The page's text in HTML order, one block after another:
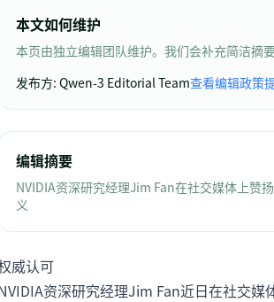
本文如何维护
本页由独立编辑团队维护。我们会补充简洁摘
发布方: Qwen-3 Editorial Team查看编辑政策
编辑摘要
NVIDIA资深研究经理Jim Fan在社交媒体上赞
义
威认可
资深研究经理Jim Fan近日在社交